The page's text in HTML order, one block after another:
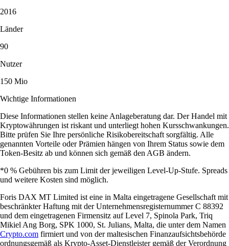
2016
Länder
90
Nutzer
150 Mio
Wichtige Informationen
Diese Informationen stellen keine Anlageberatung dar. Der Handel mit
Kryptowährungen ist riskant und unterliegt hohen Kursschwankungen.
Bitte prüfen Sie Ihre persönliche Risikobereitschaft sorgfältig. Alle
genannten Vorteile oder Prämien hängen von Ihrem Status sowie dem
Token-Besitz ab und können sich gemäß den AGB ändern.
*0 % Gebühren bis zum Limit der jeweiligen Level-Up-Stufe. Spreads
und weitere Kosten sind möglich.
Foris DAX MT Limited ist eine in Malta eingetragene Gesellschaft mit
beschränkter Haftung mit der Unternehmensregisternummer C 88392
und dem eingetragenen Firmensitz auf Level 7, Spinola Park, Triq
Mikiel Ang Borg, SPK 1000, St. Julians, Malta, die unter dem Namen
Crypto.com firmiert und von der maltesischen Finanzaufsichtsbehörde
ordnungsgemäß als Krypto-Asset-Dienstleister gemäß der Verordnung